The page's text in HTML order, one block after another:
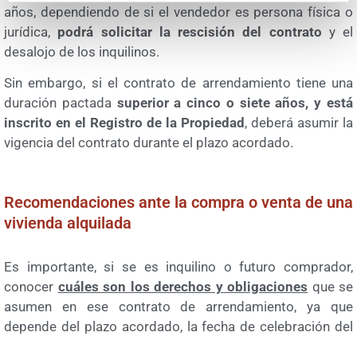
años, dependiendo de si el vendedor es persona física o
jurídica, podrá solicitar la rescisión del contrato y el
desalojo de los inquilinos.
Sin embargo, si el contrato de arrendamiento tiene una
duración pactada superior a cinco o siete años, y está
inscrito en el Registro de la Propiedad , deberá asumir la
vigencia del contrato durante el plazo acordado.
Recomendaciones ante la compra o venta de una
vivienda alquilada
Es importante, si se es inquilino o futuro comprador,
conocer cuáles son los derechos y obligaciones que se
asumen en ese contrato de arrendamiento, ya que
depende del plazo acordado, la fecha de celebración del